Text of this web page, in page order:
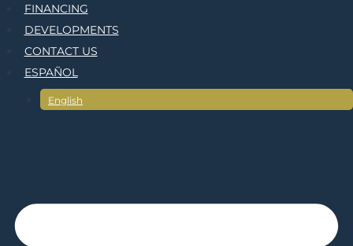
FINANCING
DEVELOPMENTS
CONTACT US
ESPAÑOL
English